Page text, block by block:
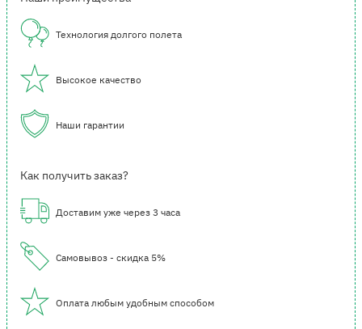
Технология долгого полета
Высокое качество
Наши гарантии
Как получить заказ?
Доставим уже через 3 часа
Самовывоз - скидка 5%
Оплата любым удобным способом